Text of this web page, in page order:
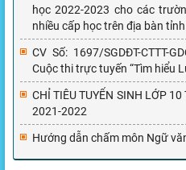
học 2022-2023 cho các
nhiều cấp học trên địa bàn
CV Số: 1697/SGDĐT-CTTT-
Cuộc thi trực tuyến “Tìm hiểu
CHỈ TIÊU TUYỂN SINH LỚP
2021-2022
Hướng dẫn chấm môn Ngữ